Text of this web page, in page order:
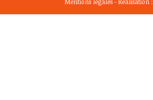
Mentions légales- Réalisation :